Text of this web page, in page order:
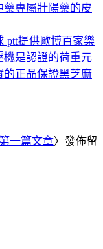
專屬壯陽藥的皮
ptt提供歐博百家樂
機是認證的荷重元
的正品保證黑芝麻
一篇文章〉發佈留